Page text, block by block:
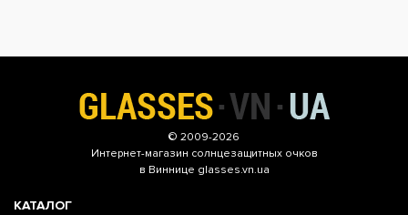
© 2009-2026
Интернет-магазин солнцезащитных очков
в Виннице glasses.vn.ua
КАТАЛОГ